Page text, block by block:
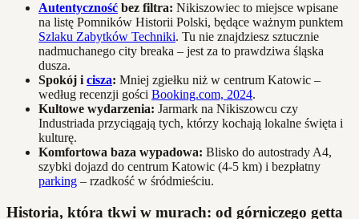
Autentyczność bez filtra: Nikiszowiec to miejsce wpisane
na listę Pomników Historii Polski, będące ważnym punktem
Szlaku Zabytków Techniki. Tu nie znajdziesz sztucznie
nadmuchanego city breaka – jest za to prawdziwa śląska
dusza.
Spokój i cisza: Mniej zgiełku niż w centrum Katowic –
według recenzji gości Booking.com, 2024.
Kultowe wydarzenia: Jarmark na Nikiszowcu czy
Industriada przyciągają tych, którzy kochają lokalne święta i
kulturę.
Komfortowa baza wypadowa: Blisko do autostrady A4,
szybki dojazd do centrum Katowic (4-5 km) i bezpłatny
parking – rzadkość w śródmieściu.
Historia, która tkwi w murach: od górniczego getta